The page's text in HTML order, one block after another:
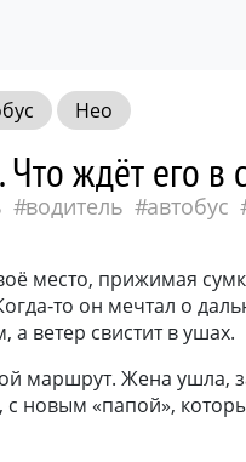
Нео
Что ждёт его
водитель автобус
место, прижимая
он мечтал о
ветер свистит в ушах.
маршрут. Жена ушла,
новым «папой»,